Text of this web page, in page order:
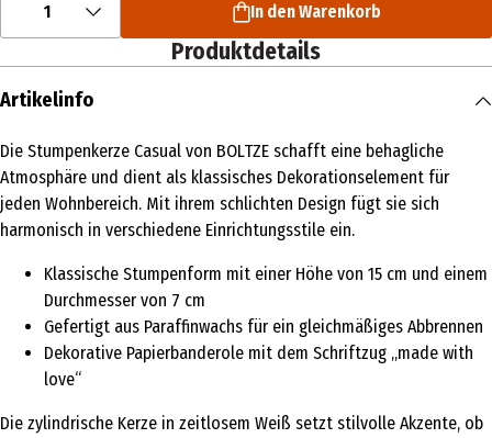
1 In den Warenkorb
Produktdetails
Artikelinfo
Die Stumpenkerze Casual von BOLTZE schafft eine behagliche
Atmosphäre und dient als klassisches Dekorationselement für
jeden Wohnbereich. Mit ihrem schlichten Design fügt sie sich
harmonisch in verschiedene Einrichtungsstile ein.
Klassische Stumpenform mit einer Höhe von 15 cm und einem
Durchmesser von 7 cm
Gefertigt aus Paraffinwachs für ein gleichmäßiges Abbrennen
Dekorative Papierbanderole mit dem Schriftzug „made with
love“
Die zylindrische Kerze in zeitlosem Weiß setzt stilvolle Akzente, ob